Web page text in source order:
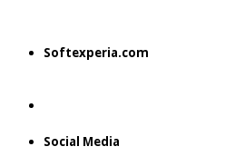
Softexperia.com
Social Media